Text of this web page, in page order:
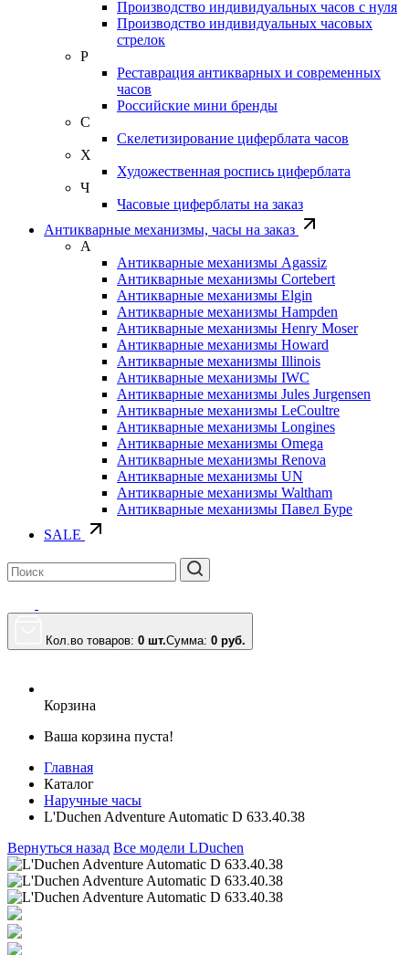
Производство индивидуальных часов с нуля
Производство индивидуальных часовых
стрелок
Р
Реставрация антикварных и современных
часов
Российские мини бренды
С
Скелетизирование циферблата часов
Х
Художественная роспись циферблата
Ч
Часовые циферблаты на заказ
Антикварные механизмы, часы на заказ
А
Антикварные механизмы Agassiz
Антикварные механизмы Cortebert
Антикварные механизмы Elgin
Антикварные механизмы Hampden
Антикварные механизмы Henry Moser
Антикварные механизмы Howard
Антикварные механизмы Illinois
Антикварные механизмы IWC
Антикварные механизмы Jules Jurgensen
Антикварные механизмы LeCoultre
Антикварные механизмы Longines
Антикварные механизмы Omega
Антикварные механизмы Renova
Антикварные механизмы UN
Антикварные механизмы Waltham
Антикварные механизмы Павел Буре
SALE
Кол.во товаров: 0 шт.Сумма: 0 руб.
Корзина
Ваша корзина пуста!
Главная
Каталог
Наручные часы
L'Duchen Adventure Automatic D 633.40.38
Вернуться назад Все модели LDuchen